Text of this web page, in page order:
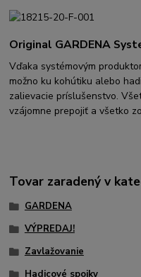
Original GARDENA
Vďaka systémovým
možno ku kohútiku alebo
zalievacie príslušenstvo.
vzájomne prepojiť a všetko
Tovar zaradený v
GARDENA
VÝPREDAJ!
Zavlažovanie
Hadicové spojky